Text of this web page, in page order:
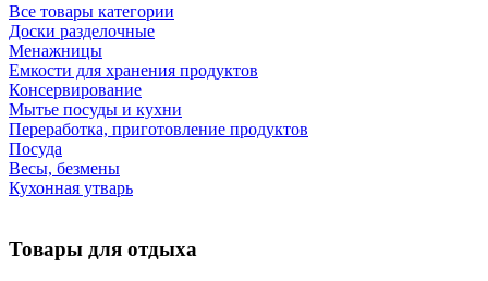
Все товары категории
Доски разделочные
Менажницы
Емкости для хранения продуктов
Консервирование
Мытье посуды и кухни
Переработка, приготовление продуктов
Посуда
Весы, безмены
Кухонная утварь
Товары для отдыха